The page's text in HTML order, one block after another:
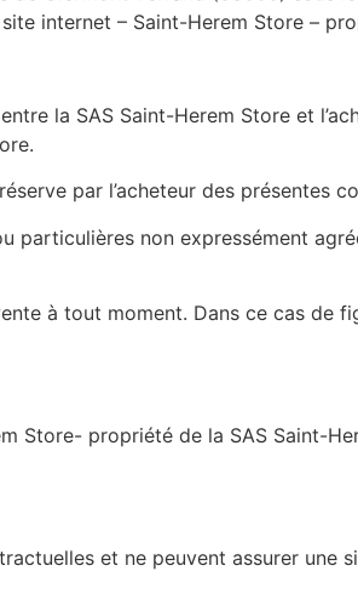
internet – Saint-Herem Store –
la SAS Saint-Herem Store et
par l’acheteur des présentes
non expressément
à tout moment. Dans ce cas de
Store- propriété de la SAS Saint-
et ne peuvent assurer une